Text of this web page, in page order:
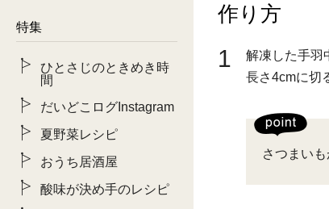
作り方
1
解凍した手羽
長さ4cmに切
さつまい
特集
ひとさじのときめき時
間
だいどこログInstagram
夏野菜レシピ
おうち居酒屋
酸味が決め手のレシピ